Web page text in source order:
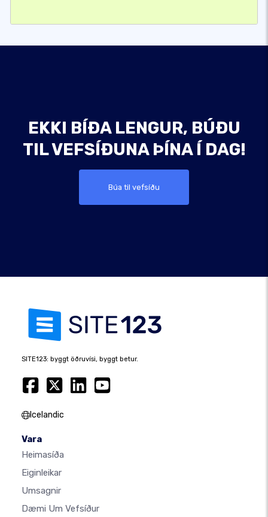
EKKI BÍÐA LENGUR, BÚÐU
TIL VEFSÍÐUNA ÞÍNA Í DAG!
Búa til vefsíðu
SITE123: byggt öðruvísi, byggt betur.
Icelandic
Vara
Heimasíða
Eiginleikar
Umsagnir
Dæmi Um Vefsíður